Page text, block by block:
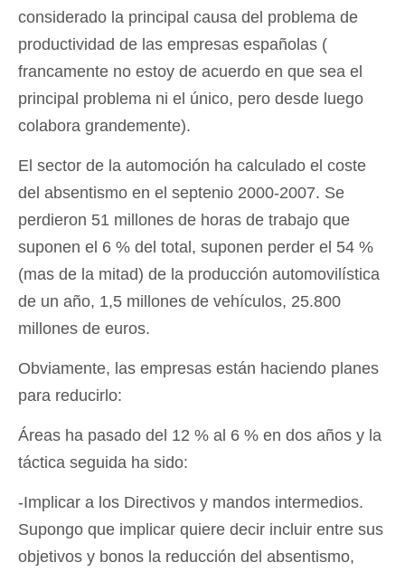
considerado la principal causa del problema de
productividad de las empresas españolas (
francamente no estoy de acuerdo en que sea el
principal problema ni el único, pero desde luego
colabora grandemente).
El sector de la automoción ha calculado el coste
del absentismo en el septenio 2000-2007. Se
perdieron 51 millones de horas de trabajo que
suponen el 6 % del total, suponen perder el 54 %
(mas de la mitad) de la producción automovilística
de un año, 1,5 millones de vehículos, 25.800
millones de euros.
Obviamente, las empresas están haciendo planes
para reducirlo:
Áreas ha pasado del 12 % al 6 % en dos años y la
táctica seguida ha sido:
-Implicar a los Directivos y mandos intermedios.
Supongo que implicar quiere decir incluir entre sus
objetivos y bonos la reducción del absentismo,